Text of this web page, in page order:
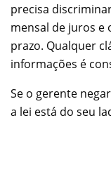
precisa
mensal de juros e
prazo. Qualquer
informações é
Se o gerente
a lei está do seu